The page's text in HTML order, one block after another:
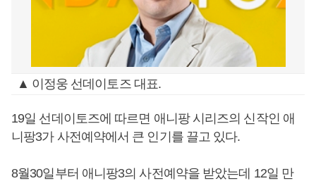
▲ 이정웅 선데이토즈 대표.
19일 선데이토즈에 따르면 애니팡 시리즈의 신작인 애
니팡3가 사전예약에서 큰 인기를 끌고 있다.
8월30일부터 애니팡3의 사전예약을 받았는데 12일 만